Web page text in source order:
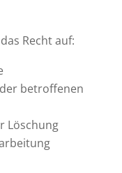
Recht auf:
betroffenen
Löschung